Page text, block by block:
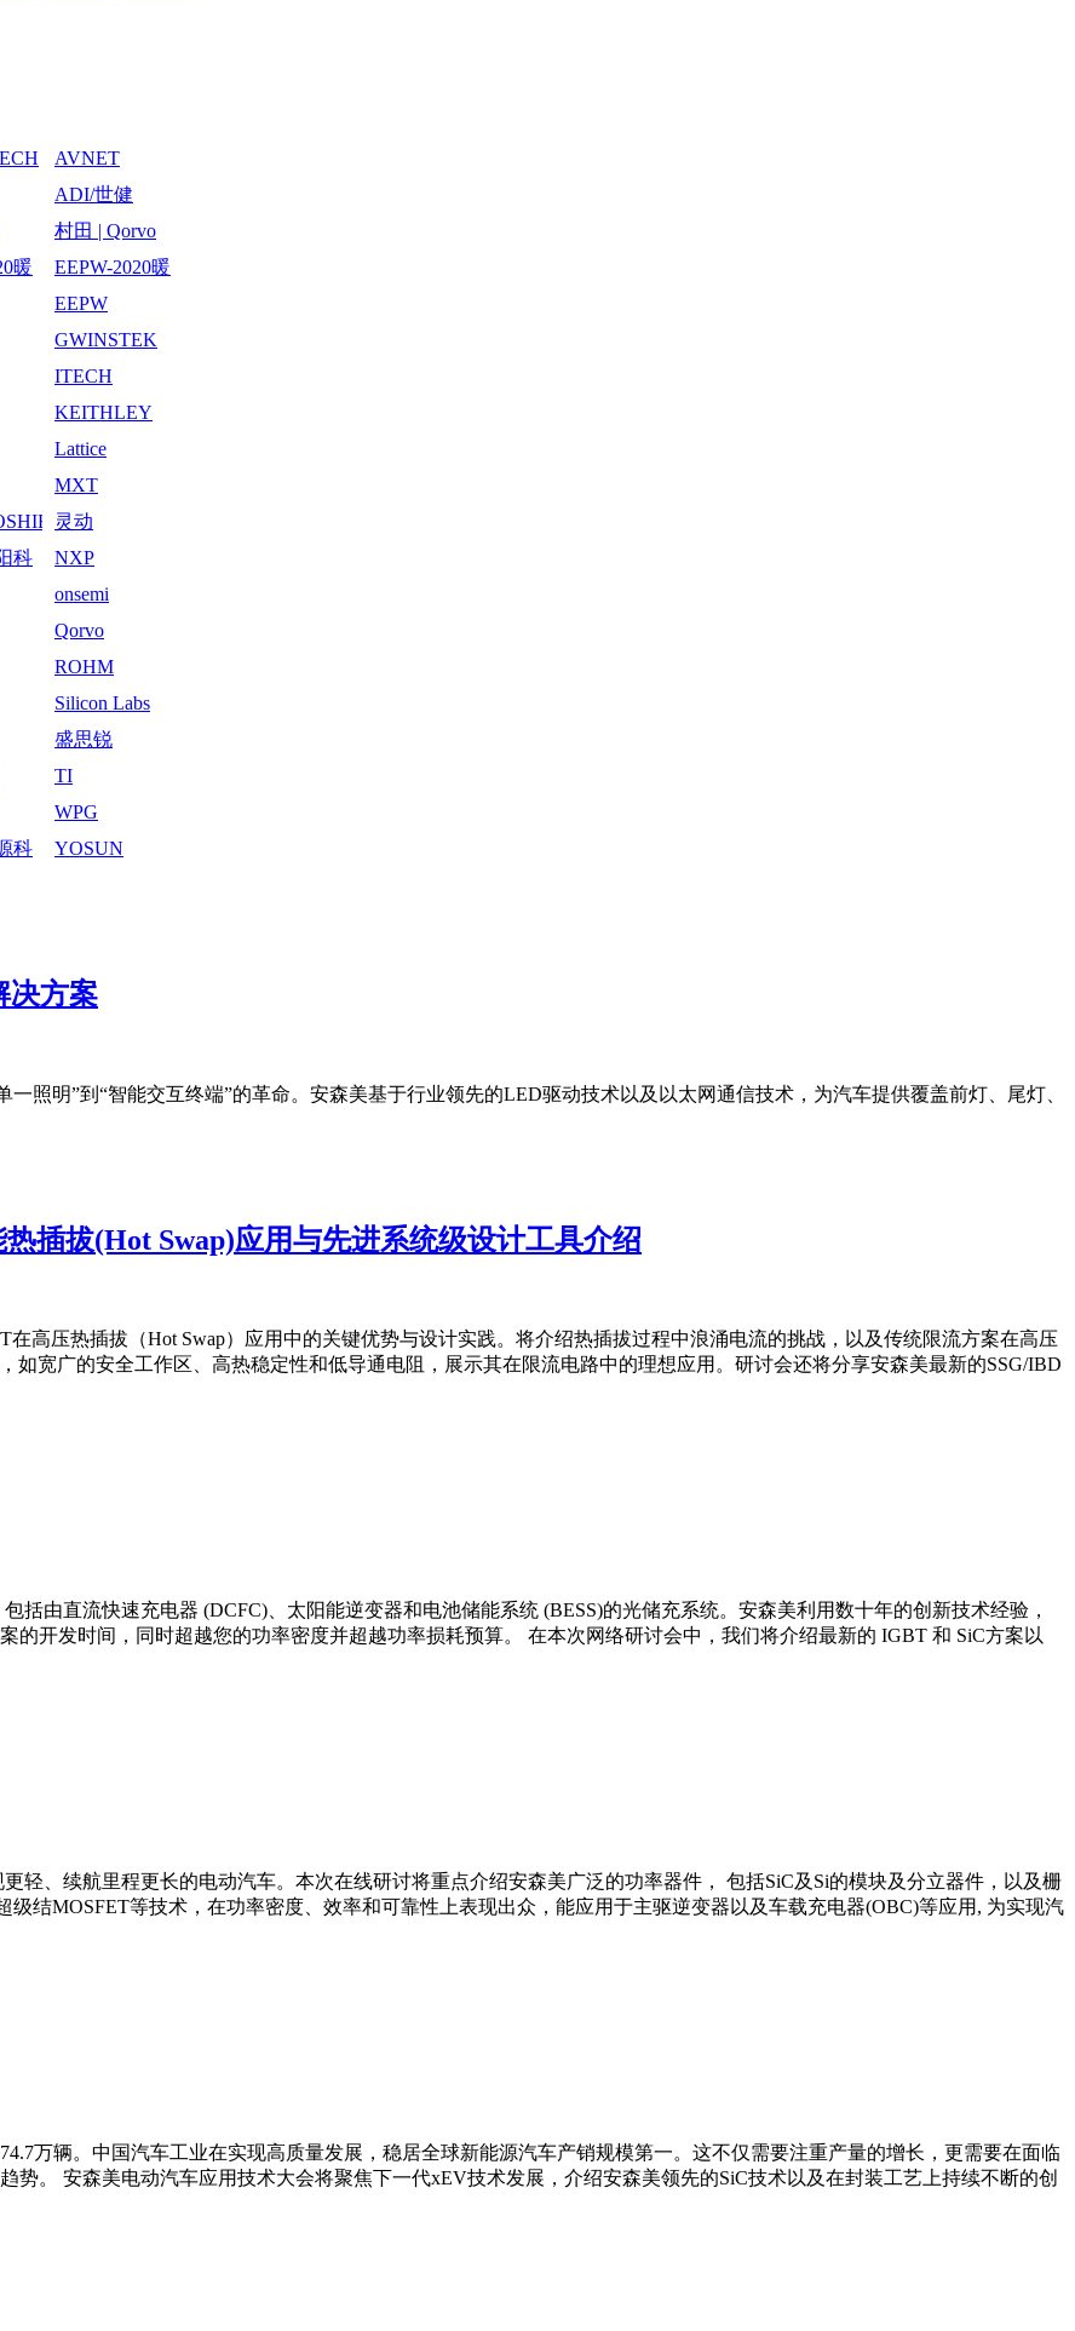
AVNET
ADI/世健
村田 | Qorvo
暖
日
EEPW-2020暖
心周-12月1日
EEPW
GWINSTEK
ITECH
KEITHLEY
Lattice
MXT
灵动
科
NXP
onsemi
Qorvo
ROHM
Silicon Labs
Introduction
盛思锐
TI
WPG
科
YOSUN
决方案
照明”到“智能交互终端”的革命。安森美基于行业领先的LED驱动技术以及以太网通信技术，为汽车提供覆盖前灯、尾灯、
插拔(Hot Swap)应用与先进系统级设计工具介绍
在高压热插拔（Hot Swap）应用中的关键优势与设计实践。将介绍热插拔过程中浪涌电流的挑战，以及传统限流方案在高压
如宽广的安全工作区、高热稳定性和低导通电阻，展示其在限流电路中的理想应用。研讨会还将分享安森美最新的SSG/IBD
括由直流快速充电器 (DCFC)、太阳能逆变器和电池储能系统 (BESS)的光储充系统。安森美利用数十年的创新技术经验，
的开发时间，同时超越您的功率密度并超越功率损耗预算。 在本次网络研讨会中，我们将介绍最新的 IGBT 和 SiC方案以
轻、续航里程更长的电动汽车。本次在线研讨将重点介绍安森美广泛的功率器件， 包括SiC及Si的模块及分立器件，以及栅
结MOSFET等技术，在功率密度、效率和可靠性上表现出众，能应用于主驱逆变器以及车载充电器(OBC)等应用, 为实现汽
万辆。中国汽车工业在实现高质量发展，稳居全球新能源汽车产销规模第一。这不仅需要注重产量的增长，更需要在面临
势。 安森美电动汽车应用技术大会将聚焦下一代xEV技术发展，介绍安森美领先的SiC技术以及在封装工艺上持续不断的创